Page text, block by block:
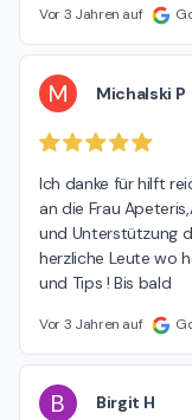
Vor 3 Jahren auf
M Michalski P
Ich danke für hilft
an die Frau
und Unterstützung
herzliche Leute wo
und Tips ! Bis bald
Vor 3 Jahren auf
B Birgit H